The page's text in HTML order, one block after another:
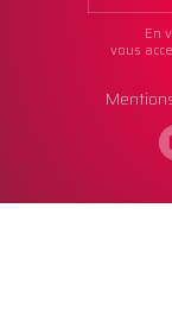
En
vous